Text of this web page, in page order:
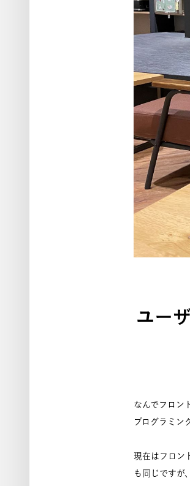
ユー
なんでフロン
プログラミン
現在はフロン
も同じですが